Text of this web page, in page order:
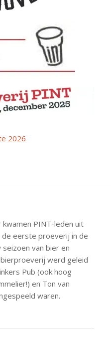
2026
PINT-leden uit
eerste proeverij in de
seizoen van bier en
werd geleid
Pub (ook hoog
en Ton van
waren.